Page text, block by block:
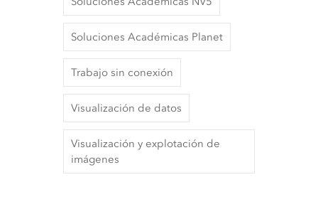
Soluciones Académicas Planet
Trabajo sin conexión
Visualización de datos
Visualización y explotación de
imágenes